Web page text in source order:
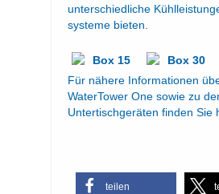
unterschiedliche
systeme bieten.
Für nähere Informationen
WaterTower One sowie zu
Untertischgeräten finden Sie
teilen